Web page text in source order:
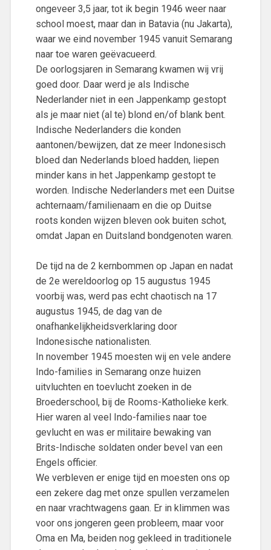
ongeveer 3,5 jaar, tot ik begin 1946 weer naar
school moest, maar dan in Batavia (nu Jakarta),
waar we eind november 1945 vanuit Semarang
naar toe waren geëvacueerd.
De oorlogsjaren in Semarang kwamen wij vrij
goed door. Daar werd je als Indische
Nederlander niet in een Jappenkamp gestopt
als je maar niet (al te) blond en/of blank bent.
Indische Nederlanders die konden
aantonen/bewijzen, dat ze meer Indonesisch
bloed dan Nederlands bloed hadden, liepen
minder kans in het Jappenkamp gestopt te
worden. Indische Nederlanders met een Duitse
achternaam/familienaam en die op Duitse
roots konden wijzen bleven ook buiten schot,
omdat Japan en Duitsland bondgenoten waren.
De tijd na de 2 kernbommen op Japan en nadat
de 2e wereldoorlog op 15 augustus 1945
voorbij was, werd pas echt chaotisch na 17
augustus 1945, de dag van de
onafhankelijkheidsverklaring door
Indonesische nationalisten.
In november 1945 moesten wij en vele andere
Indo-families in Semarang onze huizen
uitvluchten en toevlucht zoeken in de
Broederschool, bij de Rooms-Katholieke kerk.
Hier waren al veel Indo-families naar toe
gevlucht en was er militaire bewaking van
Brits-Indische soldaten onder bevel van een
Engels officier.
We verbleven er enige tijd en moesten ons op
een zekere dag met onze spullen verzamelen
en naar vrachtwagens gaan. Er in klimmen was
voor ons jongeren geen probleem, maar voor
Oma en Ma, beiden nog gekleed in traditionele